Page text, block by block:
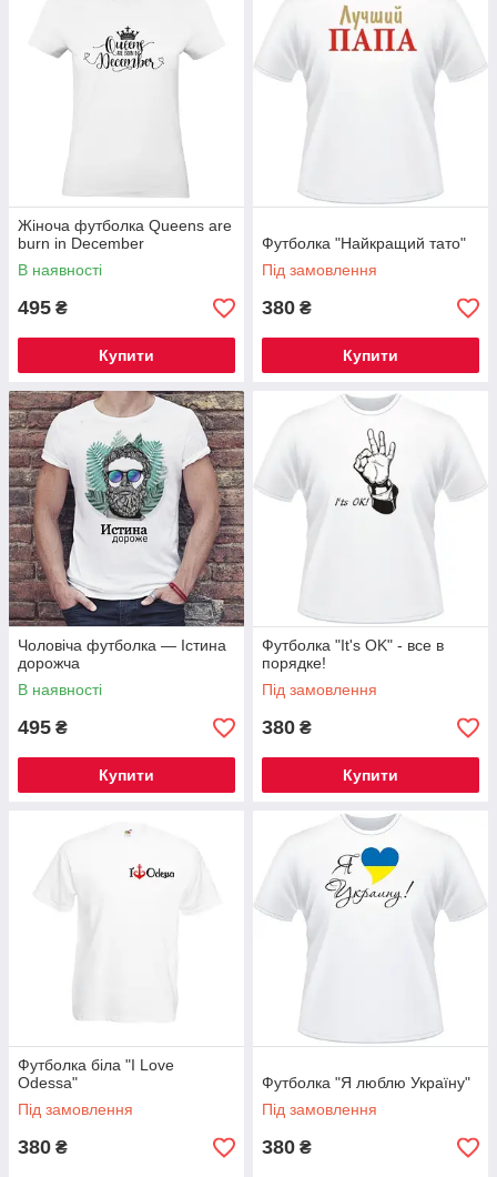
Жіноча футболка Queens are
burn in December
В наявності
495 ₴
Купити
Футболка "Найкращий тато"
Під замовлення
380 ₴
Купити
Чоловіча футболка — Істина
дорожча
В наявності
495 ₴
Купити
Футболка "It's OK" - все в
порядке!
Під замовлення
380 ₴
Купити
Футболка біла "I Love
Odessa"
Під замовлення
380 ₴
Футболка "Я люблю Україну"
Під замовлення
380 ₴